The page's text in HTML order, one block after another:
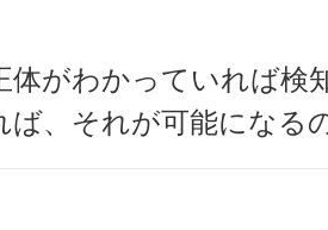
体がわかっていれば
、それが可能になる